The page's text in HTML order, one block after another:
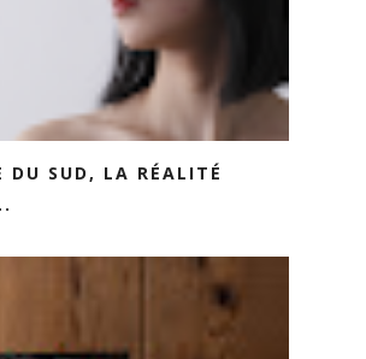
DU SUD, LA RÉALITÉ